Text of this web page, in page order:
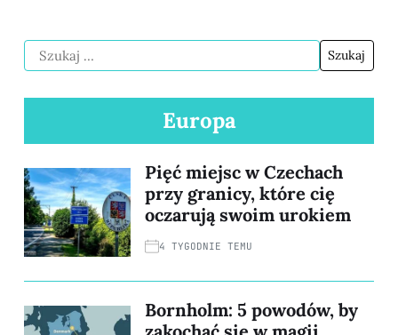
Europa
Pięć miejsc w Czechach
przy granicy, które cię
oczarują swoim urokiem
4 TYGODNIE TEMU
Bornholm: 5 powodów, by